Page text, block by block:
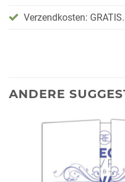
Verzendkosten: GRATIS.
ANDERE